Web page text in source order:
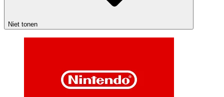
Niet tonen